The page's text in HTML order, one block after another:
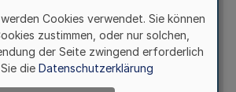
Cookies verwendet. Sie können
zustimmen, oder nur solchen,
der Seite zwingend erforderlich
die Datenschutzerklärung